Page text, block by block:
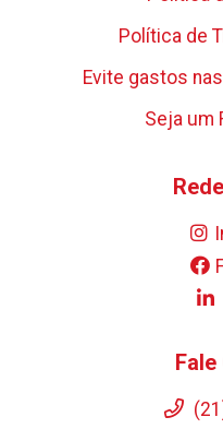
Política de
Evite gastos
Seja um